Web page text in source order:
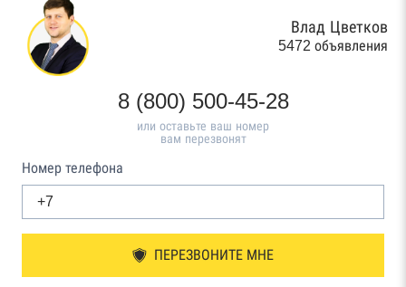
Влад Цветков
5472 объявления
8 (800) 500-45-28
или оставьте ваш номер
вам перезвонят
Номер телефона
ПЕРЕЗВОНИТЕ МНЕ